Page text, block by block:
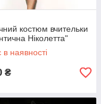
костюм вчительки
Ніколетта"
наявності
₴